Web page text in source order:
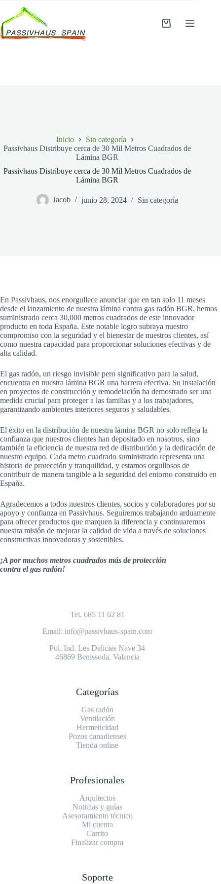
contenido
Carro
Inicio
Sin categoría
Passivhaus Distribuye cerca de 30 Mil Metros Cuadrados de
Lámina BGR
Passivhaus Distribuye cerca de 30 Mil Metros Cuadrados de
Lámina BGR
Jacob junio 28, 2024 Sin categoría
En Passivhaus, nos enorgullece anunciar que en tan solo 11 meses
desde el lanzamiento de nuestra lámina contra gas radón BGR, hemos
suministrado cerca 30,000 metros cuadrados de este innovador
producto en toda España. Este notable logro subraya nuestro
compromiso con la seguridad y el bienestar de nuestros clientes, así
como nuestra capacidad para proporcionar soluciones efectivas y de
alta calidad.
El gas radón, un riesgo invisible pero significativo para la salud,
encuentra en nuestra lámina BGR una barrera efectiva. Su instalación
en proyectos de construcción y remodelación ha demostrado ser una
medida crucial para proteger a las familias y a los trabajadores,
garantizando ambientes interiores seguros y saludables.
El éxito en la distribución de nuestra lámina BGR no solo refleja la
confianza que nuestros clientes han depositado en nosotros, sino
también la eficiencia de nuestra red de distribución y la dedicación de
nuestro equipo. Cada metro cuadrado suministrado representa una
historia de protección y tranquilidad, y estamos orgullosos de
contribuir de manera tangible a la seguridad del entorno construido en
España.
Agradecemos a todos nuestros clientes, socios y colaboradores por su
apoyo y confianza en Passivhaus. Seguiremos trabajando arduamente
para ofrecer productos que marquen la diferencia y continuaremos
nuestra misión de mejorar la calidad de vida a través de soluciones
constructivas innovadoras y sostenibles.
¡A por muchos metros cuadrados más de protección
contra el gas radón!
Tel. 685 11 62 81
Email: info@passivhaus-spain.com
Pol. Ind. Les Delicies Nave 34
46869 Benissoda, Valencia
Categorías
Gas radón
Ventilación
Hermeticidad
Pozos canadienses
Tienda online
Profesionales
Arquitectos
Noticias y guías
Asesoramiento técnico
Mi cuenta
Carrito
Finalizar compra
Soporte